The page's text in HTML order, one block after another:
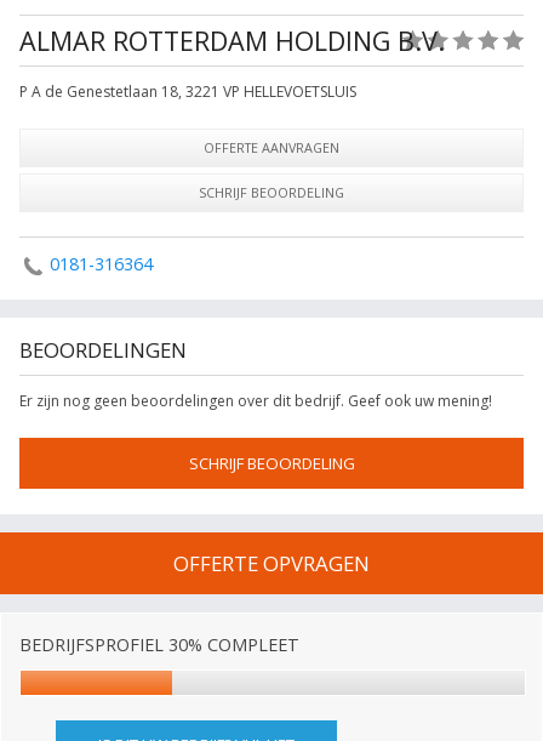
ALMAR ROTTERDAM HOLDING B.V.
P A de Genestetlaan 18, 3221 VP HELLEVOETSLUIS
OFFERTE AANVRAGEN
SCHRIJF BEOORDELING
0181-316364
BEOORDELINGEN
Er zijn nog geen beoordelingen over dit bedrijf. Geef ook uw mening!
SCHRIJF BEOORDELING
OFFERTE OPVRAGEN
BEDRIJFSPROFIEL 30% COMPLEET